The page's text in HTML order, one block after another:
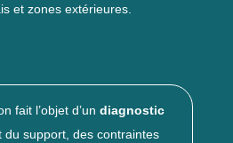
et zones extérieures.
fait l’objet d’un diagnostic
du support, des contraintes